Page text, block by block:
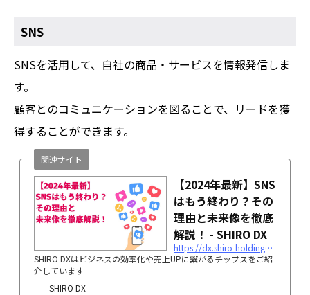
SNS
SNSを活用して、自社の商品・サービスを情報発信しま
す。
顧客とのコミュニケーションを図ることで、リードを獲
得することができます。
【2024年最新】SNS
はもう終わり？その
理由と未来像を徹底
解説！ - SHIRO DX
https://dx.shiro-holdings.co.jp/p2297/
SHIRO DXはビジネスの効率化や売上UPに繋がるチップスをご紹
介しています
SHIRO DX
関連サイト